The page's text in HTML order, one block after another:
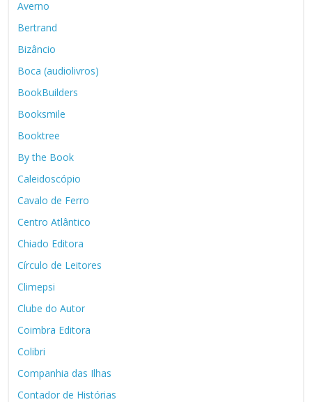
Averno
Bertrand
Bizâncio
Boca (audiolivros)
BookBuilders
Booksmile
Booktree
By the Book
Caleidoscópio
Cavalo de Ferro
Centro Atlântico
Chiado Editora
Círculo de Leitores
Climepsi
Clube do Autor
Coimbra Editora
Colibri
Companhia das Ilhas
Contador de Histórias